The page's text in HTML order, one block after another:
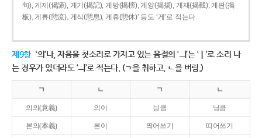
句), 게제(偈諦), 게기(揭記), 게방(揭榜), 게양(揭揚), 게재(揭載), 게판(揭
板), 게류(憩流), 게식(憩息), 게휴(憩休)’ 등도 ‘게’로 적는다.
제9항 ‘의’나, 자음을 첫소리로 가지고 있는 음절의 ‘ㅢ’는 ‘ㅣ’로 소리 나
는 경우가 있더라도 ‘ㅢ’로 적는다. (ㄱ을 취하고, ㄴ을 버림.)
ㄱ ㄴ ㄱ ㄴ
의의(意義) 의이 닁큼 닝큼
본의(本義) 본이 띄어쓰기 띠어쓰기